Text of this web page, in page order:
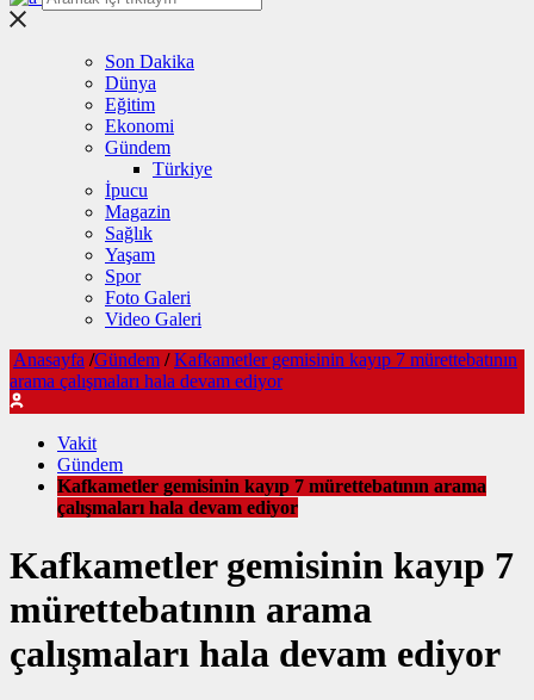
Son Dakika
Dünya
Eğitim
Ekonomi
Gündem
Türkiye
İpucu
Magazin
Sağlık
Yaşam
Spor
Foto Galeri
Video Galeri
Anasayfa /Gündem / Kafkametler gemisinin kayıp 7 mürettebatının
arama çalışmaları hala devam ediyor
Vakit
Gündem
Kafkametler gemisinin kayıp 7 mürettebatının arama
çalışmaları hala devam ediyor
Kafkametler gemisinin kayıp 7
mürettebatının arama
çalışmaları hala devam ediyor